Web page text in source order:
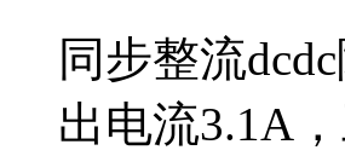
同步整流
出电流3.1A